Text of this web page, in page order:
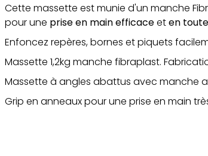
Cette massette est munie d'un manche
pour une prise en main efficaceeten
Enfoncez repères, bornes et piquets
Massette 1,2kg manche fibraplast.
Massette à angles abattus avec manche
Grip en anneaux pour une prise en main